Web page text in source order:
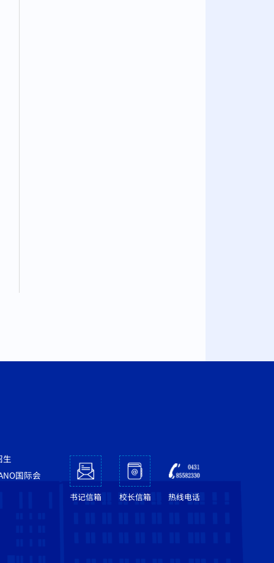
生
国际会
书记信箱 校长信箱 热线电话